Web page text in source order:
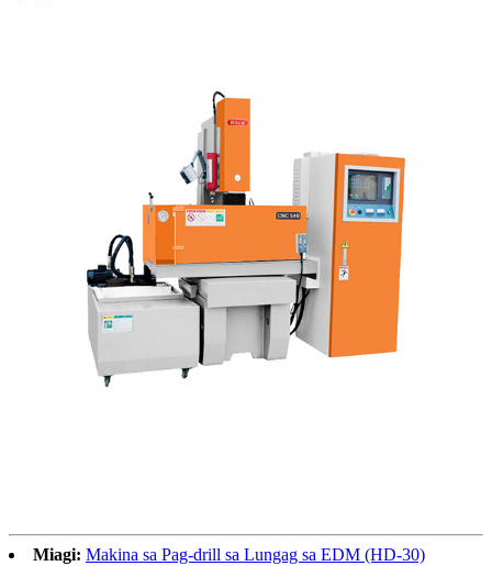
Miagi: Makina sa Pag-drill sa Lungag sa EDM (HD-30)